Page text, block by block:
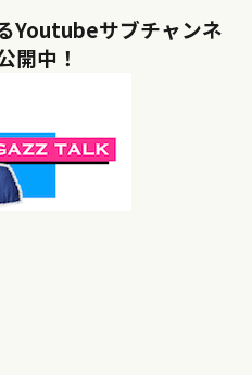
Youtubeサブチャンネ
開中！